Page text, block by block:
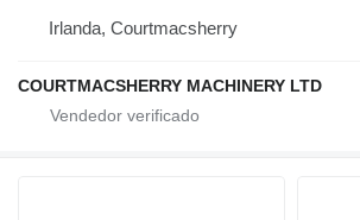
Irlanda, Courtmacsherry
COURTMACSHERRY MACHINERY LTD